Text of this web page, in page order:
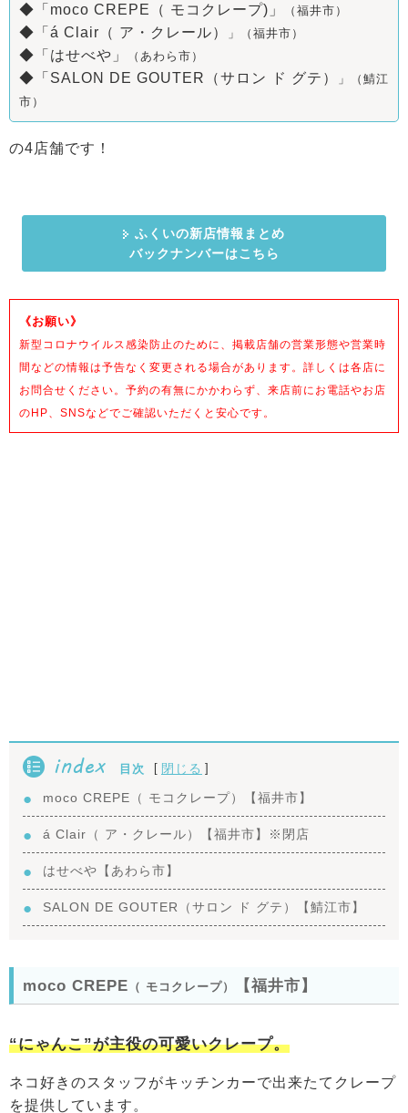
◆ 「moco CREPE（ モコクレープ)」 （福井市）
◆「á Clair（ ア・クレール） 」 （福井市）
◆「はせべや」 （あわら市）
◆「SALON DE GOUTER（サロン ド グテ）
」（鯖江
市）
の4店舗です！
ふくいの新店情報まとめ
バックナンバーはこちら
《お願い》
新型コロナウイルス感染防止のために、掲載店舗の営業形態や営業時
間などの情報は予告なく変更される場合があります。詳しくは各店に
お問合せください。予約の有無にかかわらず、来店前にお電話やお店
のHP、SNSなどでご確認いただくと安心です。
index 目次 [ 閉じる ]
moco CREPE（ モコクレープ）【福井市】
á Clair（ ア・クレール）【福井市】※閉店
はせべや【あわら市】
SALON DE GOUTER（サロン ド グテ）【鯖江市】
moco CREPE （ モコクレープ） 【福井市】
“にゃんこ”が主役の可愛いクレープ。
ネコ好きのスタッフがキッチンカーで出来たてクレープ
を提供しています。